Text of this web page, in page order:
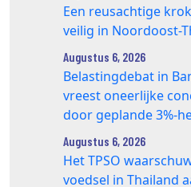
Een reusachtige
veilig in Noordoost-
Augustus 6, 2026
Belastingdebat in
vreest oneerlijke
door geplande 3%-
Augustus 6, 2026
Het TPSO
voedsel in Thailand